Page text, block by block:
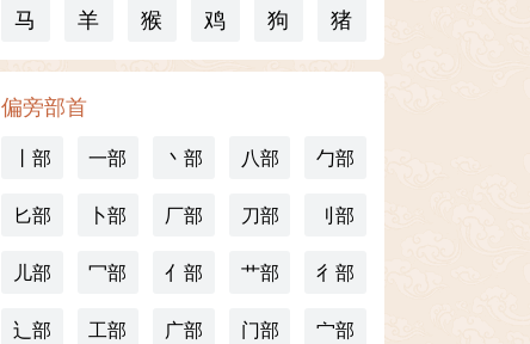
马
羊 猴 鸡 狗 猪
偏旁部首
丨部 一部 丶部 八部 勹部
匕部 卜部 厂部 刀部 刂部
儿部 冖部 亻部 艹部 彳部
辶部 工部 广部 门部 宀部